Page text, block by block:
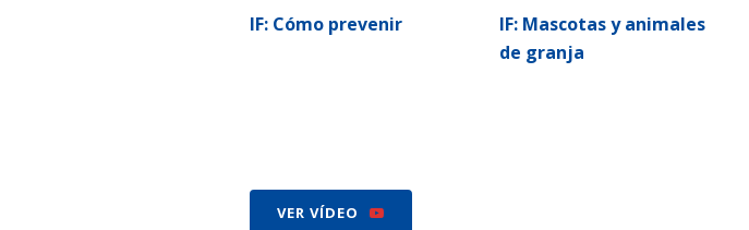
IF: Cómo prevenir
IF: Mascotas y animales
de granja
VER VÍDEO